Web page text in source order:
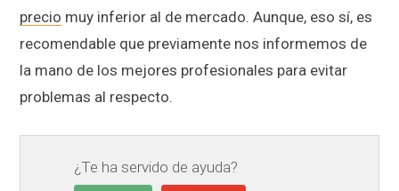
precio muy inferior al de mercado. Aunque, eso sí, es
recomendable que previamente nos informemos de
la mano de los mejores profesionales para evitar
problemas al respecto.
¿Te ha servido de ayuda?